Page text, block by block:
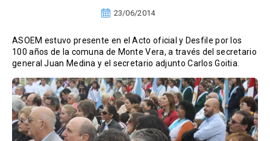
23/06/2014
ASOEM estuvo presente en el Acto oficial y Desfile por los
100 años de la comuna de Monte Vera, a través del secretario
general Juan Medina y el secretario adjunto Carlos Goitia.